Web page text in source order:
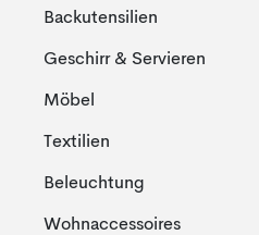
Backutensilien
Geschirr & Servieren
Möbel
Textilien
Beleuchtung
Wohnaccessoires